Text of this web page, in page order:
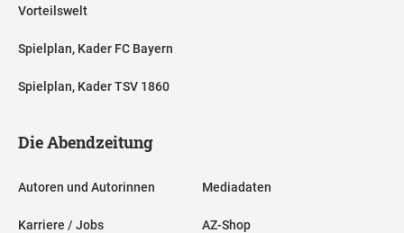
Vorteilswelt
Spielplan, Kader FC Bayern
Spielplan, Kader TSV 1860
Die Abendzeitung
Autoren und Autorinnen
Karriere / Jobs
Mediadaten
AZ-Shop